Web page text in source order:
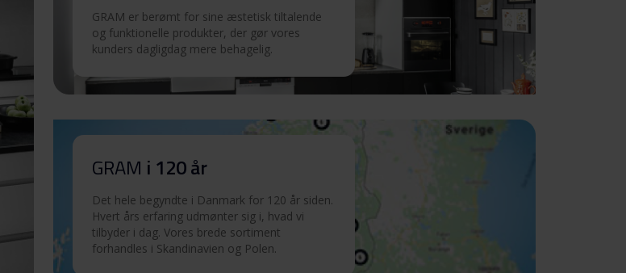
GRAM er berømt for sine æstetisk tiltalende
og funktionelle produkter, der gør vores
kunders dagligdag mere behagelig.
GRAM i 120 år
Det hele begyndte i Danmark for 120 år siden.
Hvert års erfaring udmønter sig i, hvad vi
tilbyder i dag. Vores brede sortiment
forhandles i Skandinavien og Polen.